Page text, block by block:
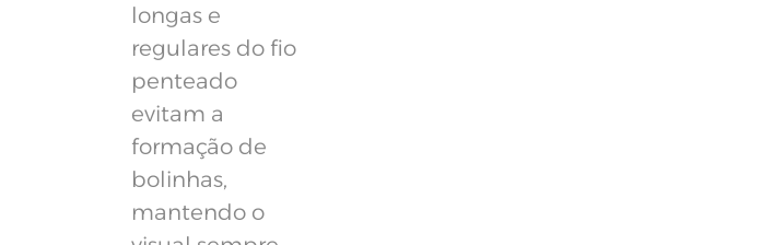
longas e
regulares do fio
penteado
evitam a
formação de
bolinhas,
mantendo o